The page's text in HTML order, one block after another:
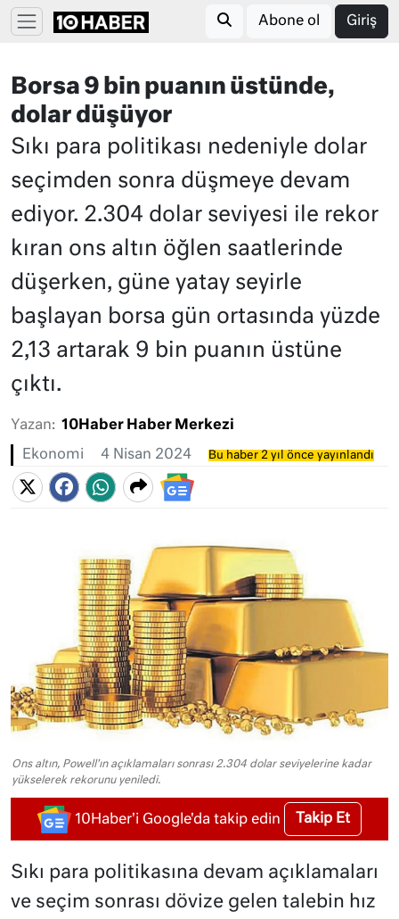
Abone ol Giriş
Borsa 9 bin puanın üstünde,
dolar düşüyor
Sıkı para politikası nedeniyle dolar
seçimden sonra düşmeye devam
ediyor. 2.304 dolar seviyesi ile rekor
kıran ons altın öğlen saatlerinde
düşerken, güne yatay seyirle
başlayan borsa gün ortasında yüzde
2,13 artarak 9 bin puanın üstüne
çıktı.
Yazan: 10Haber Haber Merkezi
Ekonomi 4 Nisan 2024 Bu haber 2 yıl önce yayınlandı
Ons altın, Powell'ın açıklamaları sonrası 2.304 dolar seviyelerine kadar
yükselerek rekorunu yeniledi.
10Haber'i Google'da takip edin Takip Et
Sıkı para politikasına devam açıklamaları
ve seçim sonrası dövize gelen talebin hız